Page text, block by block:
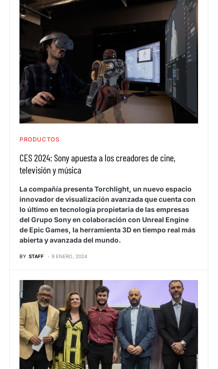
PRODUCTOS
CES 2024: Sony apuesta a los creadores de cine,
televisión y música
La compañía presenta Torchlight, un nuevo espacio
innovador de visualización avanzada que cuenta con
lo último en tecnología propietaria de las empresas
del Grupo Sony en colaboración con Unreal Engine
de Epic Games, la herramienta 3D en tiempo real más
abierta y avanzada del mundo.
BY STAFF 9 ENERO, 2024